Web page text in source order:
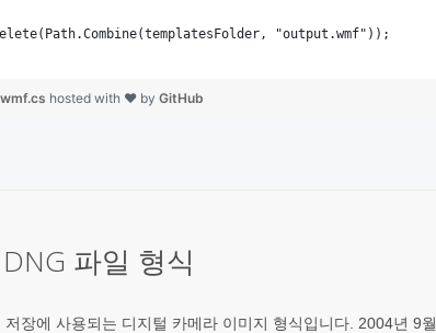
hosted with ❤ by GitHub
파일 형식
저장에 사용되는 디지털 카메라 이미지 형식입니다. 2004년 9월